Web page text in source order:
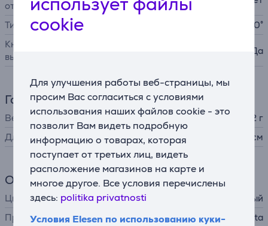
cookie
Для улучшения работы веб-страницы, мы
просим Вас согласиться с условиями
использования наших файлов cookie - это
позволит Вам видеть подробную
информацию о товарах, которая
поступает от третьих лиц, видеть
расположение магазинов на карте и
многое другое. Все условия перечислены
здесь: politika privatnosti
Условия Elesen по использованию куки-
отключение
Тип шнура
вращающийся на 360°
Кнопка включения и
выключения
Да
Габариты
Вес
942 г
Длина
31,7 см
Общий параметр
Цвет
розовый / черный
Производитель
Rowenta